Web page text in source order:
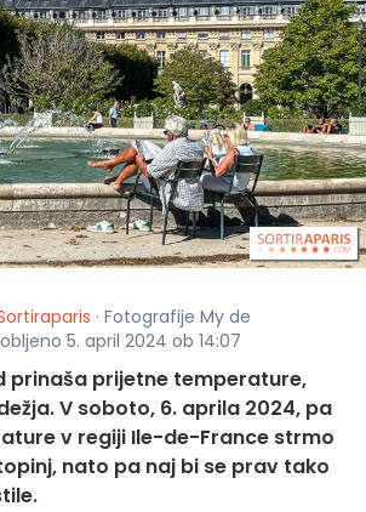
· Fotografije My de
5. april 2024 ob 14:07
prinaša prijetne temperature,
V soboto, 6. aprila 2024, pa
v regiji Ile-de-France strmo
nato pa naj bi se prav tako